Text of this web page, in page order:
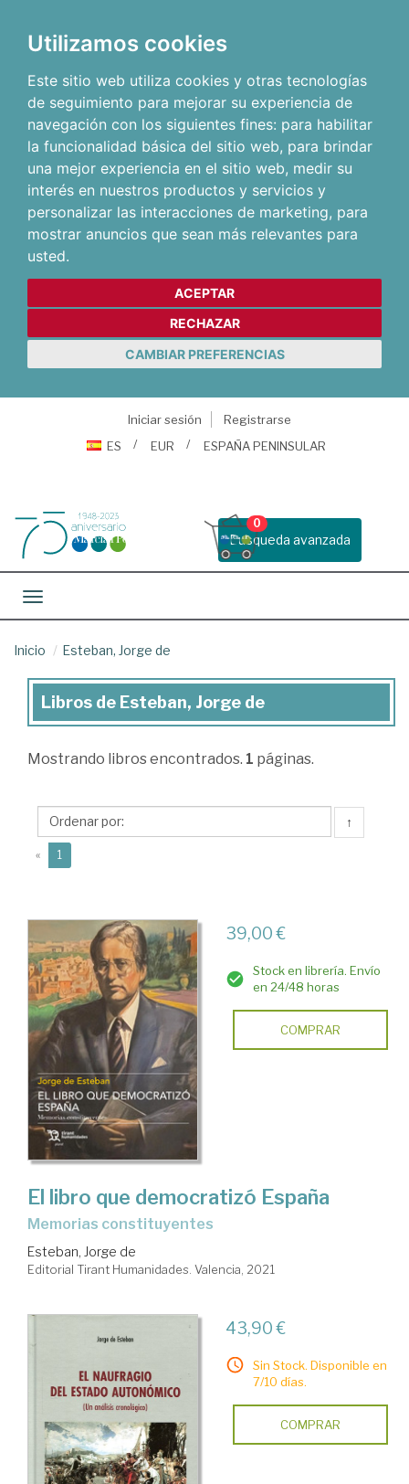
Utilizamos cookies
Este sitio web utiliza cookies y otras tecnologías
de seguimiento para mejorar su experiencia de
navegación con los siguientes fines: para habilitar
la funcionalidad básica del sitio web, para brindar
una mejor experiencia en el sitio web, medir su
interés en nuestros productos y servicios y
personalizar las interacciones de marketing, para
mostrar anuncios que sean más relevantes para
usted.
ACEPTAR
RECHAZAR
CAMBIAR PREFERENCIAS
Iniciar sesión
Registrarse
ES
EUR ESPAÑA PENINSULAR
Busqueda avanzada
0
Toggle navigation
Inicio Esteban, Jorge de
Libros
Esteban,
de
Libros de Esteban, Jorge de
Mostrando libros encontrados. 1 páginas.
↑
« 1
39,00 €
Stock en librería. Envío
en 24/48 horas
COMPRAR
El libro que democratizó España
memorias constituyentes
Esteban, Jorge de
Editorial Tirant Humanidades. Valencia, 2021
43,90 €
Sin Stock. Disponible en
7/10 días.
COMPRAR